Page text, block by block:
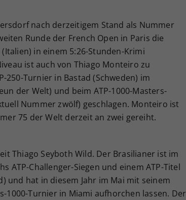
nach derzeitigem Stand als Nummer
Runde der French Open in Paris die
in einem 5:26-Stunden-Krimi
ist auch von Thiago Monteiro zu
250-Turnier in Bastad (Schweden) im
der Welt) und beim ATP-1000-Masters-
Nummer zwölf) geschlagen. Monteiro ist
75 der Welt derzeit an zwei gereiht.
Thiago Seyboth Wild. Der Brasilianer ist im
ATP-Challenger-Siegen und einem ATP-Titel
und hat in diesem Jahr im Mai mit seinem
1000-Turnier in Miami aufhorchen lassen. Der